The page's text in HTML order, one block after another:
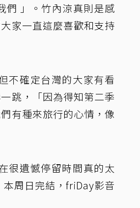
們 」。竹內涼真則是感
家一直這麼喜歡和支持
不確定台灣的大家有看
跳，「因為得知第二季
有種來旅行的心情，像
很遺憾停留時間真的太
周日完結，friDay影音